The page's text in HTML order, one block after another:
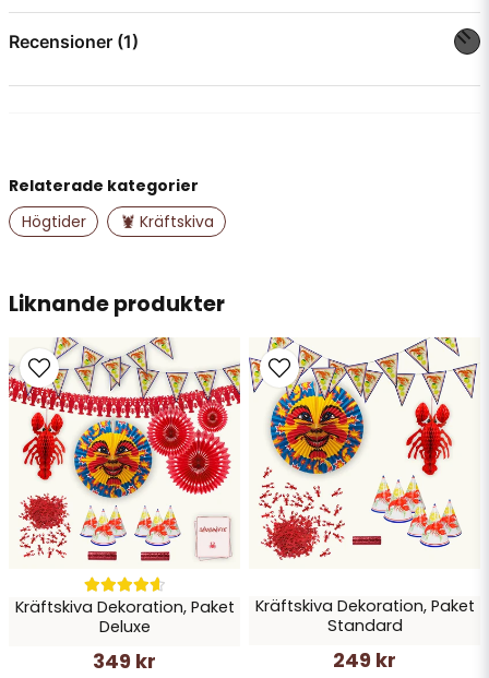
Fråga oss något om denna produkten...
email
Mejladress
Ja, ni får publicera min fråga
Skicka fråga
Recensioner (1)
Liknande produkter
Kräftskiva Dekoration, Paket
Deluxe
349 kr
Kräftskiva Dekoration, Paket
Standard
249 kr
Relaterade kategorier
Högtider
🦞 Kräftskiva